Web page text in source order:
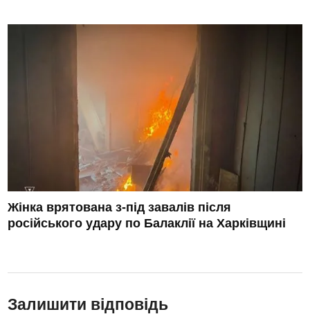
Жінка врятована з-під завалів після
російського удару по Балаклії на Харківщині
Залишити відповідь